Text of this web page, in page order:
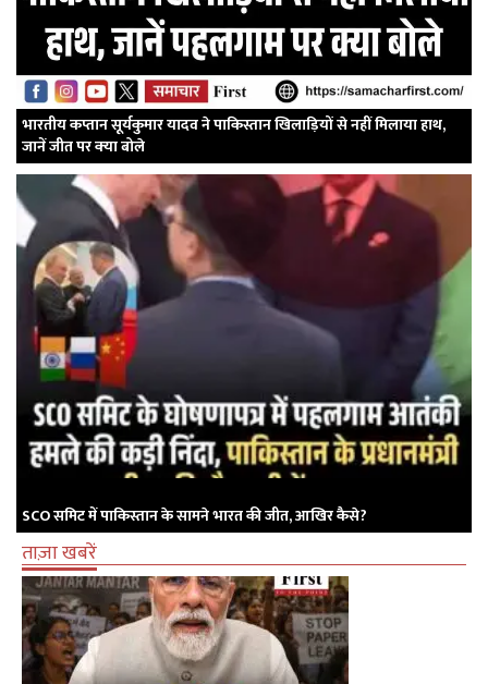
भारतीय कप्तान सूर्यकुमार यादव ने पाकिस्तान खिलाड़ियों से नहीं मिलाया हाथ,
जानें जीत पर क्‍या बोले
SCO समिट में पाकिस्तान के सामने भारत की जीत, आखिर कैसे?
ताज़ा खबरें